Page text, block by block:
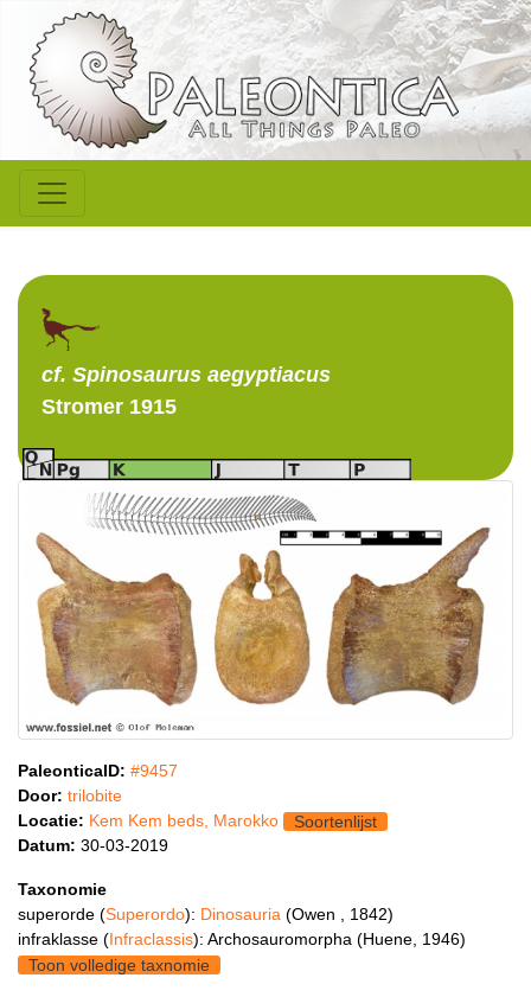
cf. Spinosaurus aegyptiacus
Stromer 1915
PaleonticaID: #9457
Door: trilobite
Locatie: Kem Kem beds, Marokko
Soortenlijst
Datum: 30-03-2019
Taxonomie
superorde (Superordo): Dinosauria (Owen , 1842)
infraklasse (Infraclassis): Archosauromorpha (Huene, 1946)
Toon volledige taxnomie